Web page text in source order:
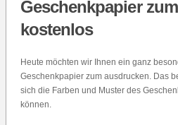
Geschenkpapier
kostenlos
Heute möchten wir Ihnen ein ganz
Geschenkpapier zum ausdrucken. Das
sich die Farben und Muster des
können.